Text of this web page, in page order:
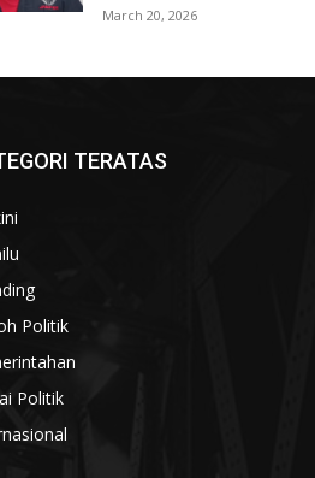
March 20, 2026
TERATAS
Politik
Politik